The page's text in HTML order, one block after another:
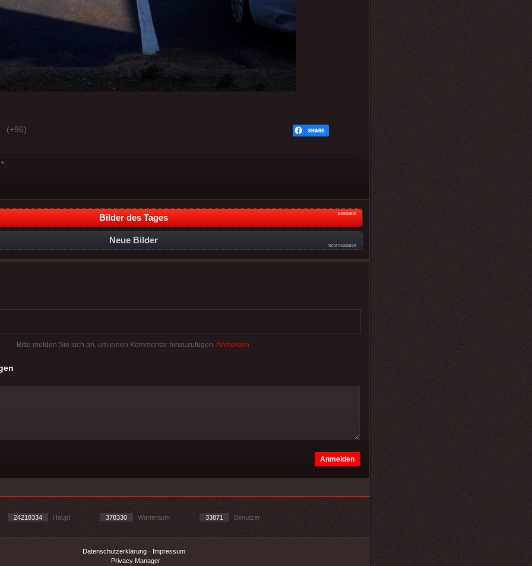
(+96)
Bilder des Tages Startseite
Neue Bilder
nicht moderiert
Bitte melden Sie sich an, um einen Kommentar hinzuzufügen. Anmelden
24218334 Haupt 378330 Warteraum 33871 Benutzer
Datenschutzerklärung- Impressum
- Privacy Manager